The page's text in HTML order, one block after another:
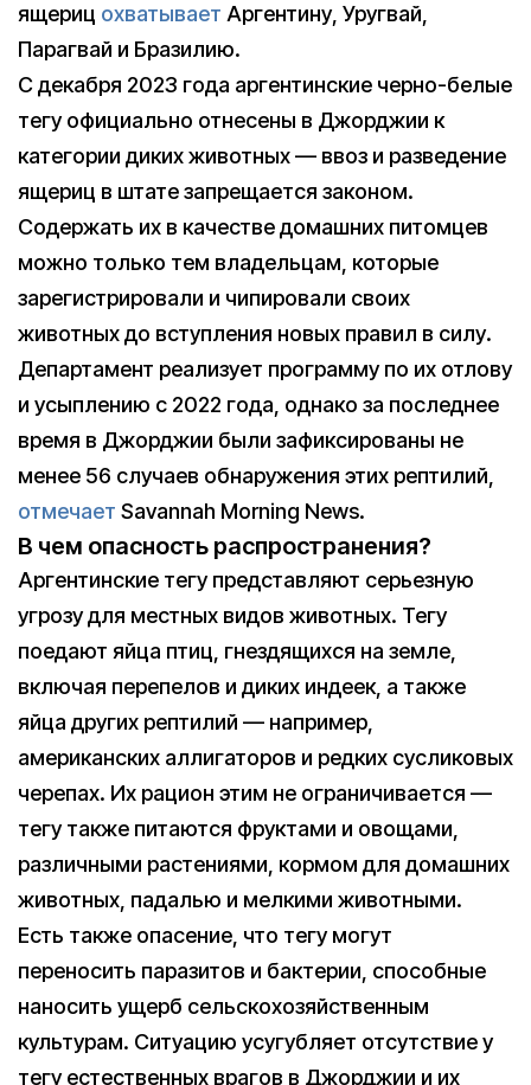
ящериц охватывает Аргентину, Уругвай,
Парагвай и Бразилию.
С декабря 2023 года аргентинские черно-белые
тегу официально отнесены в Джорджии к
категории диких животных — ввоз и разведение
ящериц в штате запрещается законом.
Содержать их в качестве домашних питомцев
можно только тем владельцам, которые
зарегистрировали и чипировали своих
животных до вступления новых правил в силу.
Департамент реализует программу по их отлову
и усыплению с 2022 года, однако за последнее
время в Джорджии были зафиксированы не
менее 56 случаев обнаружения этих рептилий,
отмечает Savannah Morning News.
В чем опасность распространения?
Аргентинские тегу представляют серьезную
угрозу для местных видов животных. Тегу
поедают яйца птиц, гнездящихся на земле,
включая перепелов и диких индеек, а также
яйца других рептилий — например,
американских аллигаторов и редких сусликовых
черепах. Их рацион этим не ограничивается —
тегу также питаются фруктами и овощами,
различными растениями, кормом для домашних
животных, падалью и мелкими животными.
Есть также опасение, что тегу могут
переносить паразитов и бактерии, способные
наносить ущерб сельскохозяйственным
культурам. Ситуацию усугубляет отсутствие у
тегу естественных врагов в Джорджии и их